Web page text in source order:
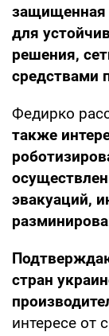
защищенная
для
решения,
средствами
Федирко
также
эвакуаций,
стран
интересе от